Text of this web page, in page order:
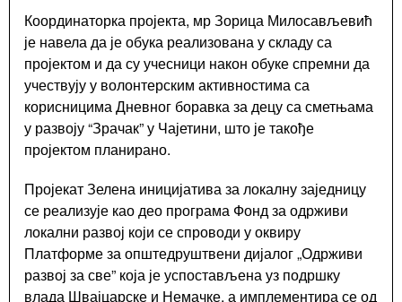
Подношење
захтева
Урбанизам
Чајетина
Документа
Координаторка пројекта, мр Зорица Милосављевић
је навела да је обука реализована у складу са
пројектом и да су учесници након обуке спремни да
учествују у волонтерским активностима са
корисницима Дневног боравка за децу са сметњама
у развоју “Зрачак” у Чајетини, што је такође
пројектом планирано.
Пројекат Зелена иницијатива за локалну заједницу
се реализује као део програма Фонд за одрживи
локални развој који се спроводи у оквиру
Платформе за општедруштвени дијалог „Одрживи
развој за све” која је успостављена уз подршку
влада Швајцарске и Немачке, а имплементира се од